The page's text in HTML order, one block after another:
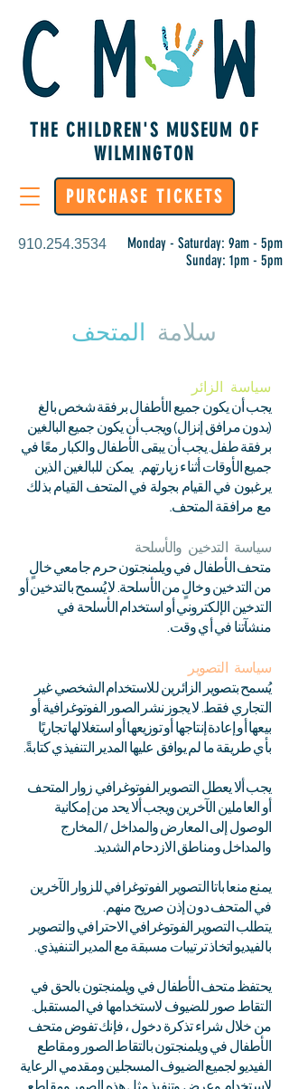
THE CHILDREN'S MUSEUM OF
WILMINGTON
910.254.3534
Monday - Saturday: 9am - 5pm
Sunday: 1pm - 5pm
PURCHASE TICKETS
سلامة المتحف
سياسة الزائر
يجب أن يكون جميع الأطفال برفقة شخص بالغ
(بدون مرافق إنزال) ويجب أن يكون جميع البالغين
برفقة طفل. يجب أن يبقى الأطفال والكبار معًا في
جميع الأوقات أثناء زيارتهم.
يمكن للبالغين الذين
يرغبون في القيام بجولة في المتحف القيام بذلك
مع مرافقة المتحف.
سياسة التدخين والأسلحة
متحف الأطفال في ويلمنجتون حرم جامعي خالٍ
من التدخين وخالٍ من الأسلحة. لا يُسمح بالتدخين أو
التدخين الإلكتروني أو استخدام الأسلحة في
منشآتنا في أي وقت.
سياسة التصوير
يُسمح بتصوير الزائرين للاستخدام الشخصي غير
التجاري فقط. لا يجوز نشر الصور الفوتوغرافية أو
بيعها أو إعادة إنتاجها أو توزيعها أو استغلالها تجاريًا
بأي طريقة ما لم يوافق عليها المدير التنفيذي كتابةً.
يجب ألا يعطل التصوير الفوتوغرافي زوار المتحف
أو العاملين الآخرين ويجب ألا يحد من إمكانية
الوصول إلى المعارض والمداخل / المخارج
والمداخل ومناطق الازدحام الشديد.
يمنع منعا باتا التصوير الفوتوغرافي للزوار الآخرين
في المتحف دون إذن صريح منهم.
يتطلب التصوير الفوتوغرافي الاحترافي والتصوير
بالفيديو اتخاذ ترتيبات مسبقة مع المدير التنفيذي.
يحتفظ متحف الأطفال في ويلمنجتون بالحق في
التقاط صور للضيوف لاستخدامها في المستقبل.
من خلال شراء تذكرة دخول ، فإنك تفوض متحف
الأطفال في ويلمنجتون بالتقاط الصور ومقاطع
الفيديو لجميع الضيوف المسجلين ومقدمي الرعاية